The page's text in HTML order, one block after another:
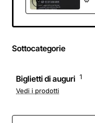
Sottocategorie
Biglietti di auguri 1
Vedi i prodotti